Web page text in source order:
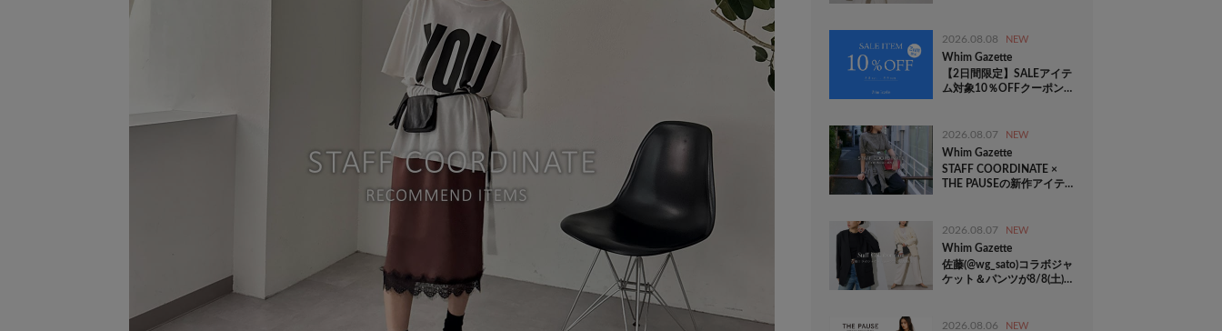
2026.08.08 NEW
Whim Gazette
【2日間限定】SALEアイテ
ム対象10％OFFクーポン配
2026.08.07 NEW
Whim Gazette
STAFF COORDINATE ×
THE PAUSEの新作アイテ
2026.08.07 NEW
Whim Gazette
佐藤(@wg_sato)コラボジャ
ケット＆パンツが8/8(土)よ
2026.08.06 NEW